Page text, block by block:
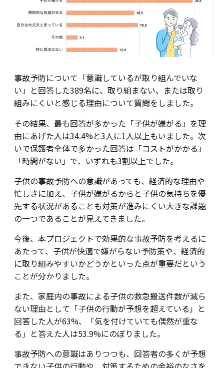
事故予防について「意識しているが取り組んでいな
い」と回答した389名に、取り組まない、または取り
組みにくいと感じる理由について質問をしました。
その結果、最も回答が多かった「子供が嫌がる」を理
由にあげた人は34.4%と3人に1人以上もいました。次
いで保護者全体で多かった回答は「コストがかかる」
「時間がない」で、いずれも3割以上でした。
子供の事故予防への意識があっても、経済的な理由や
忙しさに加え、子供が嫌がるからと子供の気持ちを優
先する状況があることも対策が進みにくい大きな課題
の一つであることが見えてきました。
今後、本プロジェクトで効果的な事故予防を考えるに
あたって、子供が快適で嫌がらない予防策や、経済的
に取り組みやすいかどうかといった点が重要だという
ことが分かりました。
また、家庭内の事故による子供の救急搬送件数が減ら
ない理由として「子供の行動が予想を超えている」と
回答した人が63%、「気を付けていても偶然が重な
る」と答えた人は53.9%にのぼりました。
事故予防への意識はありつつも、回答者の多くが予想